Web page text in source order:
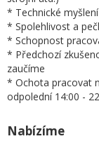
* Technické myšlení
* Spolehlivost a
* Schopnost
* Předchozí
zaučíme
* Ochota pracovat
odpolední 14:00 -
Nabízíme